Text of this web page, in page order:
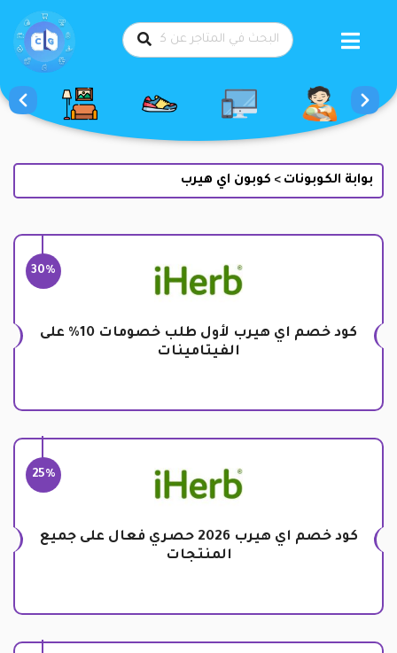
بوابة الكوبونات > كوبون اي هيرب
30%
كود خصم اي هيرب لأول طلب خصومات 10% على
الفيتامينات
25%
كود خصم اي هيرب 2026 حصري فعال على جميع
المنتجات